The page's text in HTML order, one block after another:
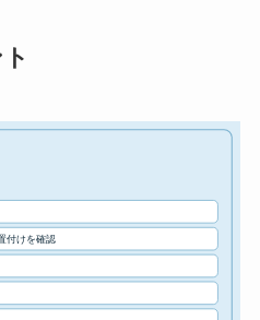
付けを確認